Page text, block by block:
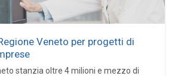
Veneto per progetti di
stanzia oltre 4 milioni e mezzo di